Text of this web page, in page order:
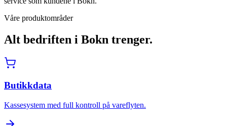
Våre produktområder
Alt bedriften i Bokn trenger.
Butikkdata
Kassesystem med full kontroll på vareflyten.